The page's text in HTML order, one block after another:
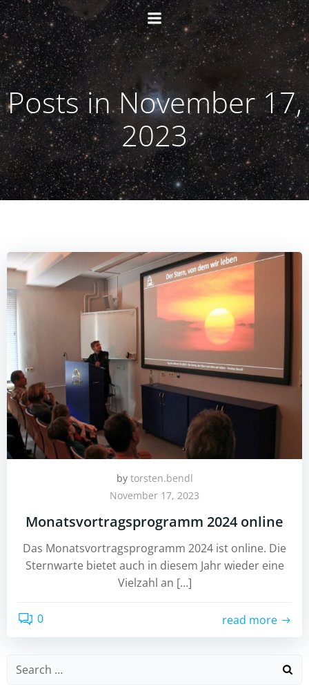
Zum
Inhalt
springen
Posts in November 17,
2023
by torsten.bendl
November 17, 2023
Monatsvortragsprogramm 2024 online
Das Monatsvortragsprogramm 2024 ist online. Die
Sternwarte bietet auch in diesem Jahr wieder eine
Vielzahl an […]
0 read more
Search